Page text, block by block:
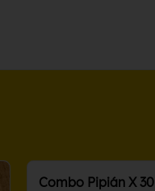
Combo Pipián X 30